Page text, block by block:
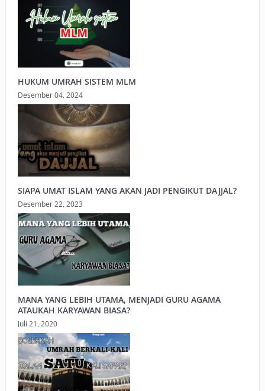
HUKUM UMRAH SISTEM MLM
Desember 04, 2024
SIAPA UMAT ISLAM YANG AKAN JADI PENGIKUT DAJJAL?
Desember 22, 2023
MANA YANG LEBIH UTAMA, MENJADI GURU AGAMA
ATAUKAH KARYAWAN BIASA?
Juli 21, 2020